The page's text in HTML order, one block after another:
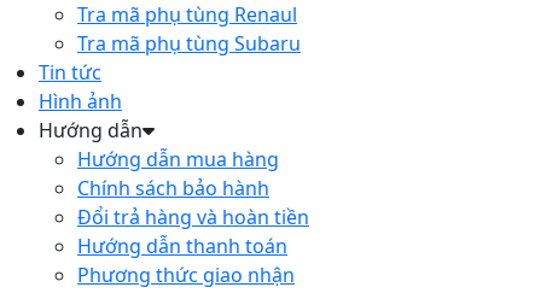
Tra mã phụ tùng Renaul
Tra mã phụ tùng Subaru
Tin tức
Hình ảnh
Hướng dẫn
Hướng dẫn mua hàng
Chính sách bảo hành
Đổi trả hàng và hoàn tiền
Hướng dẫn thanh toán
Phương thức giao nhận